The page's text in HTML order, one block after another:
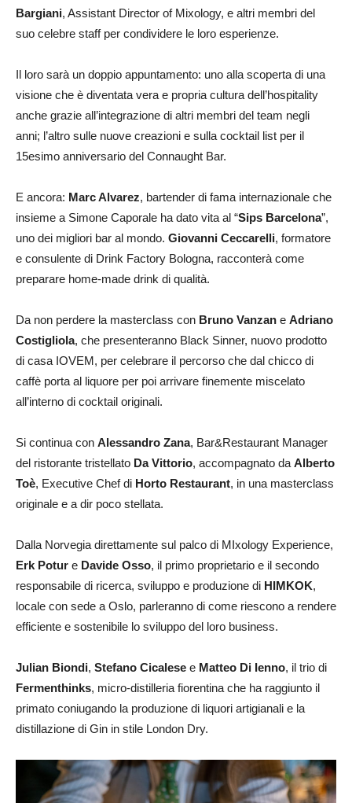
Bargiani, Assistant Director of Mixology, e altri membri del
suo celebre staff per condividere le loro esperienze.
Il loro sarà un doppio appuntamento: uno alla scoperta di una
visione che è diventata vera e propria cultura dell’hospitality
anche grazie all’integrazione di altri membri del team negli
anni; l’altro sulle nuove creazioni e sulla cocktail list per il
15esimo anniversario del Connaught Bar.
E ancora: Marc Alvarez, bartender di fama internazionale che
insieme a Simone Caporale ha dato vita al “Sips Barcelona”,
uno dei migliori bar al mondo. Giovanni Ceccarelli, formatore
e consulente di Drink Factory Bologna, racconterà come
preparare home-made drink di qualità.
Da non perdere la masterclass con Bruno Vanzan e Adriano
Costigliola, che presenteranno Black Sinner, nuovo prodotto
di casa IOVEM, per celebrare il percorso che dal chicco di
caffè porta al liquore per poi arrivare finemente miscelato
all’interno di cocktail originali.
Si continua con Alessandro Zana, Bar&Restaurant Manager
del ristorante tristellato Da Vittorio, accompagnato da Alberto
Toè, Executive Chef di Horto Restaurant, in una masterclass
originale e a dir poco stellata.
Dalla Norvegia direttamente sul palco di MIxology Experience,
Erk Potur e Davide Osso, il primo proprietario e il secondo
responsabile di ricerca, sviluppo e produzione di HIMKOK,
locale con sede a Oslo, parleranno di come riescono a rendere
efficiente e sostenibile lo sviluppo del loro business.
Julian Biondi, Stefano Cicalese e Matteo Di Ienno, il trio di
Fermenthinks, micro-distilleria fiorentina che ha raggiunto il
primato coniugando la produzione di liquori artigianali e la
distillazione di Gin in stile London Dry.